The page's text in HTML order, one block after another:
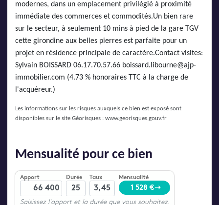
modernes, dans un emplacement privilégié à proximité
immédiate des commerces et commodités.Un bien rare
sur le secteur, à seulement 10 mins à pied de la gare TGV
cette girondine aux belles pierres est parfaite pour un
projet en résidence principale de caractère.Contact visites:
Sylvain BOISSARD 06.17.70.57.66 boissard.libourne@ajp-
immobilier.com (4.73 % honoraires TTC à la charge de
l'acquéreur.)
Les informations sur les risques auxquels ce bien est exposé sont
disponibles sur le site Géorisques : www.georisques.gouv.fr
Mensualité pour ce bien